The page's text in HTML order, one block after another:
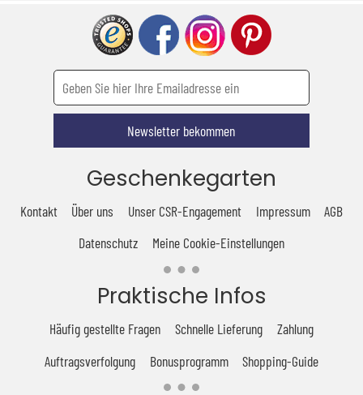
Newsletter bekommen
Geschenkegarten
Kontakt Über uns Unser CSR-Engagement Impressum
AGB
Datenschutz
Meine Cookie-Einstellungen
Praktische Infos
Häufig gestellte Fragen Schnelle Lieferung
Zahlung
Auftragsverfolgung
Bonusprogramm Shopping-Guide